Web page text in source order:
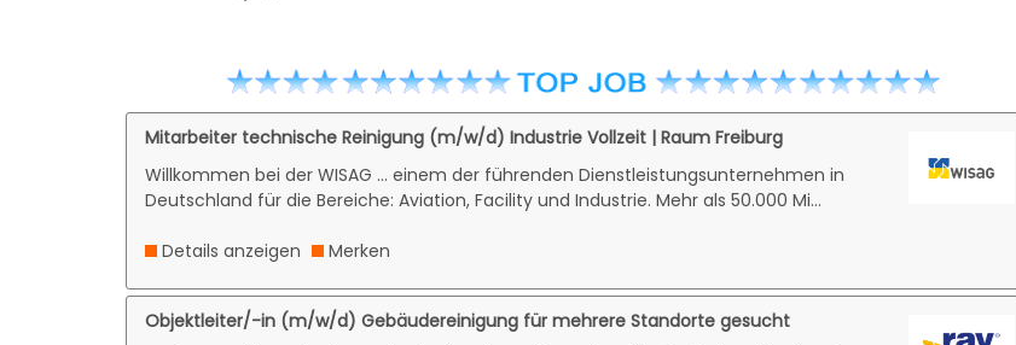
Mitarbeiter technische Reinigung (m/w/d) Industrie Vollzeit | Raum Freiburg
Willkommen bei der WISAG … einem der führenden Dienstleistungsunternehmen in
Deutschland für die Bereiche: Aviation, Facility und Industrie. Mehr als 50.000 Mi...
Details anzeigen Merken
Objektleiter/-in (m/w/d) Gebäudereinigung für mehrere Standorte gesucht